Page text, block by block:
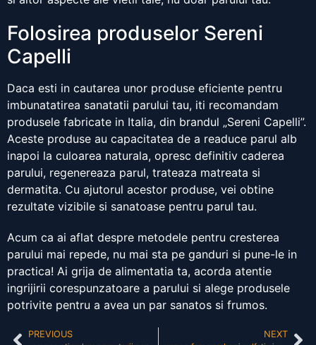
Folosirea produselor Sereni
Capelli
Daca esti in cautarea unor produse eficiente pentru
imbunatatirea sanatatii parului tau, iti recomandam
produsele fabricate in Italia, din brandul „Sereni Capelli”.
Aceste produse au capacitatea de a readuce parul alb
inapoi la culoarea naturala, opresc definitiv caderea
parului, regenereaza parul, trateaza matreata si
dermatita. Cu ajutorul acestor produse, vei obtine
rezultate vizibile si sanatoase pentru parul tau.
Acum ca ai aflat despre metodele pentru cresterea
parului mai repede, nu mai sta pe ganduri si pune-le in
practica! Ai grija de alimentatia ta, acorda atentie
ingrijirii corespunzatoare a parului si alege produsele
potrivite pentru a avea un par sanatos si frumos.
PREVIOUS NEXT